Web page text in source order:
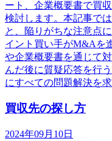
ート、企業概要書で買
検討します。本記事で
と、陥りがちな注意点
イント買い手がM&Aを
や企業概要書を通じて
んだ後に質疑応答を行
にすべての問題解決を
買収先の探し方
2024年09月10日